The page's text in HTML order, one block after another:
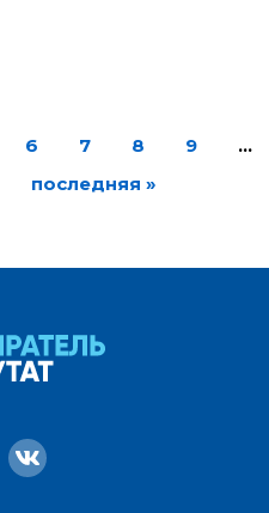
6 7 8 9
…
последняя »